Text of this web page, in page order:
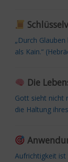
„Durch
als Kain.“
Die
Gott sieht nicht
die Haltung
Aufrichtigkeit ist